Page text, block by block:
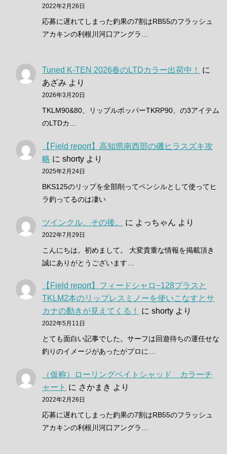
2022年2月26日
応募に遅れてしまった釣果の7割はRB55のフラッシュ
アカキンの利根川河口アングラ…
Tuned K-TEN 2026春のLTDカラー出荷中！
に
あざみ より
2026年3月20日
TKLM90&80、リップルポッパーTKRP90、の3アイテム
のLTDカ…
【Field report】高知県南西部の磯ヒラスズキ攻
略 に shorty より
2025年2月24日
BKS125のリップを全部削ってペンシルとして使ってヒ
ラ釣ってるのは凄い
ツインクル、その後。 に よっちゃん より
2022年7月29日
こんにちは。初めまして。 大変貴重な情報を掲載頂き
誠にありがとうございます…
【Field report】フィードシャロ−128プラスと
TKLM2本のリップレスミノーを使いこなすとサ
カナの動きが見えてくる！
に shorty より
2022年5月11日
とても面白い記事でした。サーフは回遊待ちの運任せな
釣りのイメージがあったがプロに…
（仮称）ローリングベイトシャッド カラーチ
ャート に さかまき より
2022年2月26日
応募に遅れてしまった釣果の7割はRB55のフラッシュ
アカキンの利根川河口アングラ…